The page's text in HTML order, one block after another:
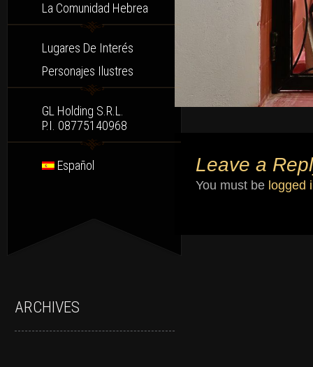
La Comunidad Hebrea
Lugares De Interés
Personajes Ilustres
GL Holding S.r.l.
P.I. 08775140968
Español Leave a
You must be logged
ARCHIVES